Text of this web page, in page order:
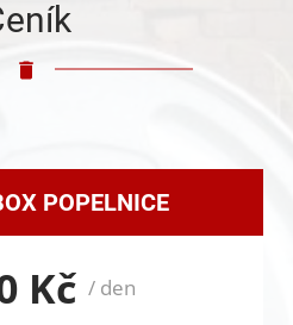
POPELNICE
Kč / den